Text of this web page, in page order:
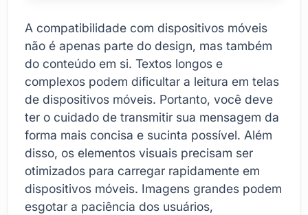
A compatibilidade com dispositivos móveis
não é apenas parte do design, mas também
do conteúdo em si. Textos longos e
complexos podem dificultar a leitura em telas
de dispositivos móveis. Portanto, você deve
ter o cuidado de transmitir sua mensagem da
forma mais concisa e sucinta possível. Além
disso, os elementos visuais precisam ser
otimizados para carregar rapidamente em
dispositivos móveis. Imagens grandes podem
esgotar a paciência dos usuários,